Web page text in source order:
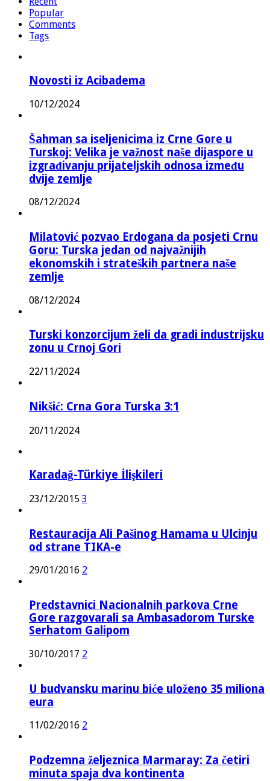
Popular
Comments
Tags
Novosti iz Acibadema
10/12/2024
Šahman sa iseljenicima iz Crne Gore u
Turskoj: Velika je važnost naše dijaspore u
izgrađivanju prijateljskih odnosa između
dvije zemlje
08/12/2024
Milatović pozvao Erdogana da posjeti Crnu
Goru: Turska jedan od najvažnijih
ekonomskih i strateških partnera naše
zemlje
08/12/2024
Turski konzorcijum želi da gradi industrijsku
zonu u Crnoj Gori
22/11/2024
Nikšić: Crna Gora Turska 3:1
20/11/2024
Karadağ-Türkiye İlişkileri
23/12/2015 3
Restauracija Ali Pašinog Hamama u Ulcinju
od strane TIKA-e
29/01/2016 2
Predstavnici Nacionalnih parkova Crne
Gore razgovarali sa Ambasadorom Turske
Serhatom Galipom
30/10/2017 2
U budvansku marinu biće uloženo 35 miliona
eura
11/02/2016 2
Podzemna željeznica Marmaray: Za četiri
minuta spaja dva kontinenta